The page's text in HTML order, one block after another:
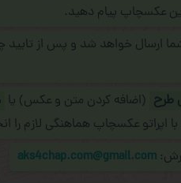
عکسچاپ پیام دهید.
ارسال خواهد شد و پس از
طرح (اضافه کردن متن و عکس) یا
با اپراتو عکسچاپ هماهنگی لازم را
aks4chap.com@gmail.com